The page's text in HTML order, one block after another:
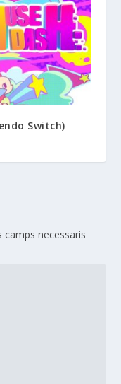
Switch)
camps necessaris